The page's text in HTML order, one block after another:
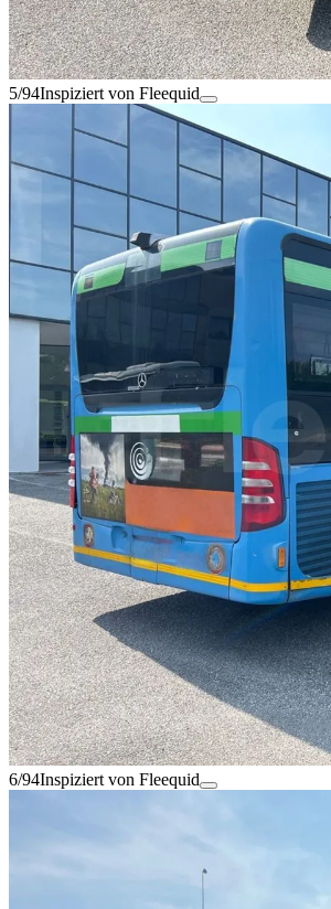
5/94Inspiziert von Fleequid
6/94Inspiziert von Fleequid